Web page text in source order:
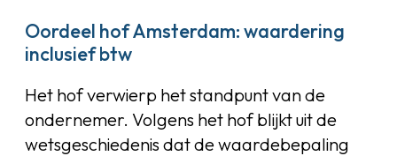
Oordeel hof Amsterdam: waardering
inclusief btw
Het hof verwierp het standpunt van de
ondernemer. Volgens het hof blijkt uit de
wetsgeschiedenis dat de waardebepaling